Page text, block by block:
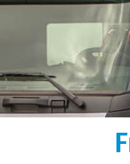
oplossingen
nauwsluitende netwerk,
en ervaren
voor al uw logistieke